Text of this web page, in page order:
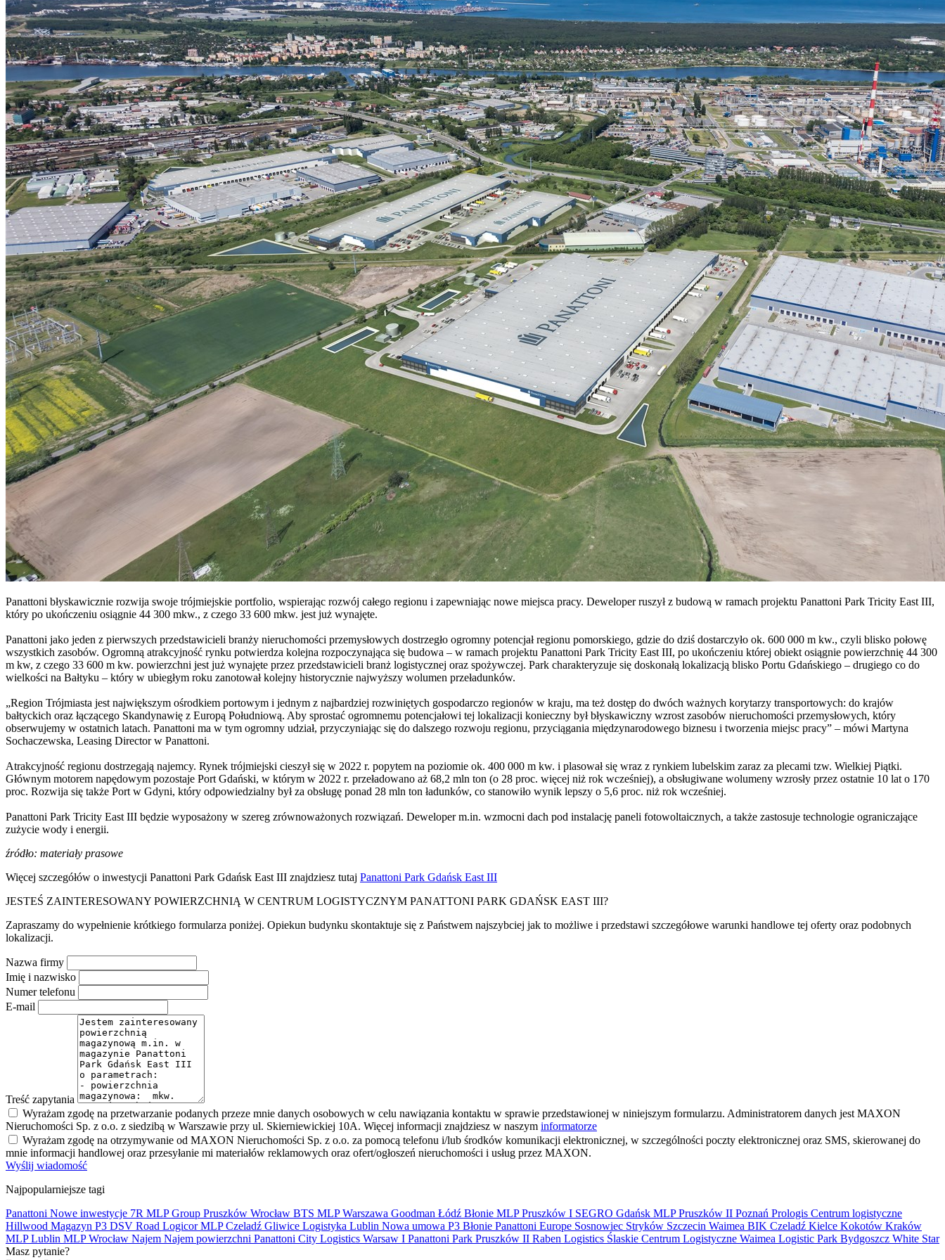
Panattoni błyskawicznie rozwija swoje trójmiejskie portfolio, wspierając rozwój całego regionu i zapewniając nowe miejsca pracy. Deweloper ruszył z budową w ramach projektu Panattoni Park Tricity East III,
który po ukończeniu osiągnie 44 300 mkw., z czego 33 600 mkw. jest już wynajęte.
Panattoni jako jeden z pierwszych przedstawicieli branży nieruchomości przemysłowych dostrzegło ogromny potencjał regionu pomorskiego, gdzie do dziś dostarczyło ok. 600 000 m kw., czyli blisko połowę
wszystkich zasobów. Ogromną atrakcyjność rynku potwierdza kolejna rozpoczynająca się budowa – w ramach projektu Panattoni Park Tricity East III, po ukończeniu której obiekt osiągnie powierzchnię 44 300
m kw, z czego 33 600 m kw. powierzchni jest już wynajęte przez przedstawicieli branż logistycznej oraz spożywczej. Park charakteryzuje się doskonałą lokalizacją blisko Portu Gdańskiego – drugiego co do
wielkości na Bałtyku – który w ubiegłym roku zanotował kolejny historycznie najwyższy wolumen przeładunków.
„Region Trójmiasta jest największym ośrodkiem portowym i jednym z najbardziej rozwiniętych gospodarczo regionów w kraju, ma też dostęp do dwóch ważnych korytarzy transportowych: do krajów
bałtyckich oraz łączącego Skandynawię z Europą Południową. Aby sprostać ogromnemu potencjałowi tej lokalizacji konieczny był błyskawiczny wzrost zasobów nieruchomości przemysłowych, który
obserwujemy w ostatnich latach. Panattoni ma w tym ogromny udział, przyczyniając się do dalszego rozwoju regionu, przyciągania międzynarodowego biznesu i tworzenia miejsc pracy” – mówi Martyna
Sochaczewska, Leasing Director w Panattoni.
Atrakcyjność regionu dostrzegają najemcy. Rynek trójmiejski cieszył się w 2022 r. popytem na poziomie ok. 400 000 m kw. i plasował się wraz z rynkiem lubelskim zaraz za plecami tzw. Wielkiej Piątki.
Głównym motorem napędowym pozostaje Port Gdański, w którym w 2022 r. przeładowano aż 68,2 mln ton (o 28 proc. więcej niż rok wcześniej), a obsługiwane wolumeny wzrosły przez ostatnie 10 lat o 170
proc. Rozwija się także Port w Gdyni, który odpowiedzialny był za obsługę ponad 28 mln ton ładunków, co stanowiło wynik lepszy o 5,6 proc. niż rok wcześniej.
Panattoni Park Tricity East III będzie wyposażony w szereg zrównoważonych rozwiązań. Deweloper m.in. wzmocni dach pod instalację paneli fotowoltaicznych, a także zastosuje technologie ograniczające
zużycie wody i energii.
źródło: materiały prasowe
Więcej szczegółów o inwestycji Panattoni Park Gdańsk East III znajdziesz tutaj Panattoni Park Gdańsk East III
JESTEŚ ZAINTERESOWANY POWIERZCHNIĄ W CENTRUM LOGISTYCZNYM PANATTONI PARK GDAŃSK EAST III?
Zapraszamy do wypełnienie krótkiego formularza poniżej. Opiekun budynku skontaktuje się z Państwem najszybciej jak to możliwe i przedstawi szczegółowe warunki handlowe tej oferty oraz podobnych
lokalizacji.
Nazwa firmy
Imię i nazwisko
Numer telefonu
E-mail
Treść zapytania
Wyrażam zgodę na przetwarzanie podanych przeze mnie danych osobowych w celu nawiązania kontaktu w sprawie przedstawionej w niniejszym formularzu. Administratorem danych jest MAXON
Nieruchomości Sp. z o.o. z siedzibą w Warszawie przy ul. Skierniewickiej 10A. Więcej informacji znajdziesz w naszym informatorze
Wyrażam zgodę na otrzymywanie od MAXON Nieruchomości Sp. z o.o. za pomocą telefonu i/lub środków komunikacji elektronicznej, w szczególności poczty elektronicznej oraz SMS, skierowanej do
mnie informacji handlowej oraz przesyłanie mi materiałów reklamowych oraz ofert/ogłoszeń nieruchomości i usług przez MAXON.
Wyślij wiadomość
Najpopularniejsze tagi
Panattoni Nowe inwestycje 7R MLP Group Pruszków Wrocław BTS MLPWarszawa Goodman Łódź Błonie MLP Pruszków I SEGRO Gdańsk MLP Pruszków II Poznań Prologis Centrum logistyczne
Hillwood Magazyn P3 DSV Road LogicorMLP Czeladź Gliwice Logistyka Lublin Nowa umowa P3 Błonie Panattoni Europe Sosnowiec Stryków Szczecin Waimea BIK Czeladź Kielce Kokotów Kraków
MLP Lublin MLP Wrocław Najem Najem powierzchni Panattoni City Logistics Warsaw I Panattoni Park Pruszków II Raben Logistics Ślaskie Centrum Logistyczne Waimea Logistic Park Bydgoszcz White Star
Masz pytanie?